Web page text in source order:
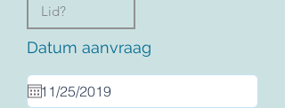
Datum aanvraag